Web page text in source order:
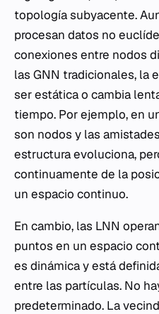
topología subyacente.
procesan datos no
conexiones entre nodos
las GNN tradicionales, la
ser estática o cambia
tiempo. Por ejemplo, en
son nodos y las
estructura evoluciona,
continuamente de la
un espacio continuo.
En cambio, las LNN
puntos en un espacio
es dinámica y está
entre las partículas. No
predeterminado. La